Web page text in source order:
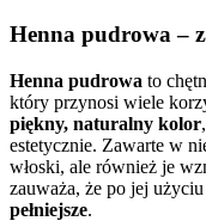
Henna pudrowa –
Henna pudrowa to
który przynosi wiele
piękny, naturalny kolor
estetycznie. Zawarte w
włoski, ale również je
zauważa, że po jej
pełniejsze.